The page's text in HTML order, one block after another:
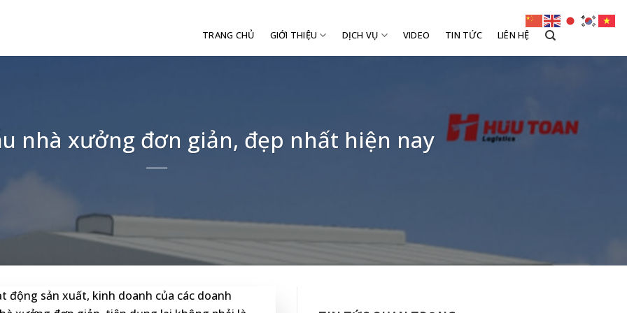
TRANG CHỦ GIỚI THIỆU DỊCH VỤ VIDEO TIN TỨC LIÊN HỆ
nhà xưởng đơn giản, đẹp nhất hiện nay
sản xuất, kinh doanh của các doanh